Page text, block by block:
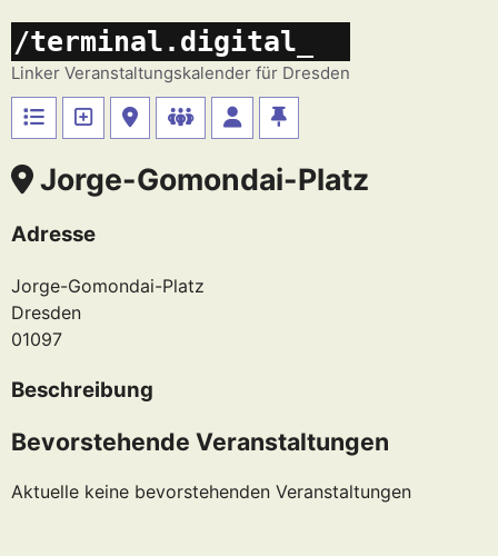
Inhalt
springen
/terminal.digital_
Linker Veranstaltungskalender für Dresden
Jorge-Gomondai-Platz
Adresse
Jorge-Gomondai-Platz
Dresden
01097
Beschreibung
Bevorstehende Veranstaltungen
Aktuelle keine bevorstehenden Veranstaltungen